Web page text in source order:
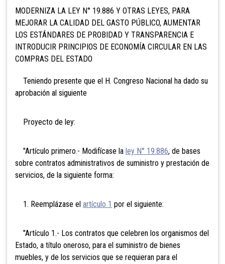
MODERNIZA LA LEY N° 19.886 Y OTRAS LEYES, PARA
MEJORAR LA CALIDAD DEL GASTO PÚBLICO, AUMENTAR
LOS ESTÁNDARES DE PROBIDAD Y TRANSPARENCIA E
INTRODUCIR PRINCIPIOS DE ECONOMÍA CIRCULAR EN LAS
COMPRAS DEL ESTADO
Teniendo presente que el H. Congreso Nacional ha dado su
aprobación al siguiente
Proyecto de ley:
"Artículo primero.- Modifícase la ley N° 19.886, de bases
sobre contratos administrativos de suministro y prestación de
servicios, de la siguiente forma:
1. Reemplázase el artículo 1 por el siguiente:
"Artículo 1.- Los contratos que celebren los organismos del
Estado, a título oneroso, para el suministro de bienes
muebles, y de los servicios que se requieran para el